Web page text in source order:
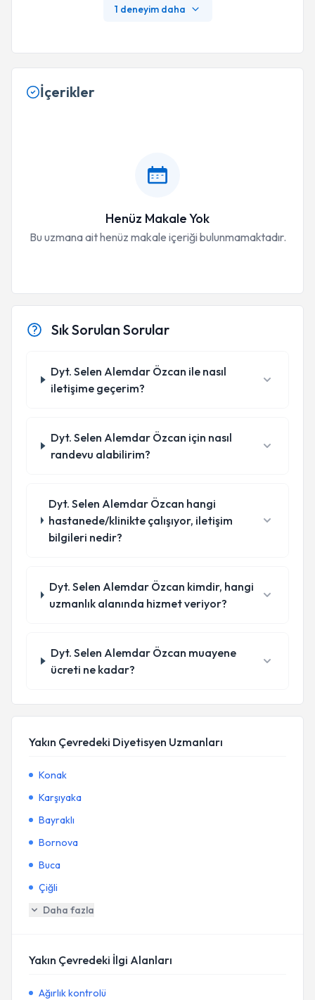
1 deneyim daha
İçerikler
Henüz Makale Yok
Bu uzmana ait henüz makale içeriği bulunmamaktadır.
Sık Sorulan Sorular
Dyt. Selen Alemdar Özcan ile nasıl
iletişime geçerim?
Dyt. Selen Alemdar Özcan için nasıl
randevu alabilirim?
Dyt. Selen Alemdar Özcan hangi
hastanede/klinikte çalışıyor, iletişim
bilgileri nedir?
Dyt. Selen Alemdar Özcan kimdir, hangi
uzmanlık alanında hizmet veriyor?
Dyt. Selen Alemdar Özcan muayene
ücreti ne kadar?
Yakın Çevredeki Diyetisyen Uzmanları
Konak
Karşıyaka
Bayraklı
Bornova
Buca
Çiğli
Daha fazla
Yakın Çevredeki İlgi Alanları
Ağırlık kontrolü